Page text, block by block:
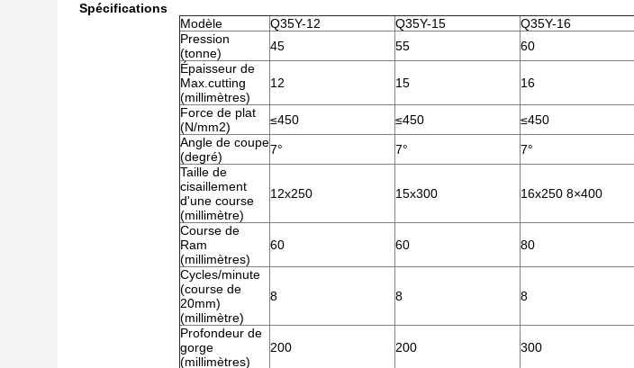
Spécifications
Modèle
Q35Y-12 Q35Y-15
Q35Y-16
Pression
(tonne)
45 55
60
Épaisseur de
Max.cutting
(millimètres)
12 15 16
Force de plat
(N/mm2)
≤450 ≤450
≤450
Angle de coupe
(degré)
7° 7°
7°
Taille de
cisaillement
d'une course
(millimètre)
12x250 15x300 16x250 8×400
Course de
Ram
(millimètres)
60 60 80
Cycles/minute
(course de
20mm)
(millimètre)
8 8 8
Profondeur de
gorge
(millimètres)
200 200 300